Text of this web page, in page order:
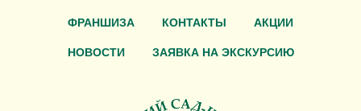
ФРАНШИЗА КОНТАКТЫ АКЦИИ
НОВОСТИ ЗАЯВКА НА ЭКСКУРСИЮ